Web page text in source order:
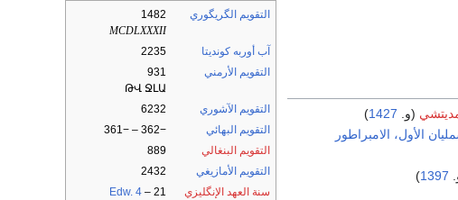
التقويم الگريگوري
1482
MCDLXXXII
آب أوربه كونديتا
2235
التقويم الأرمني
931
ԹՎ ՋԼԱ
التقويم الآشوري
6232
التقويم البهائي
−362 – −361
التقويم البنغالي
889
التقويم الأمازيغي
2432
سنة العهد الإنگليزي
21
Edw. 4 –
(و. 1427
)
الأول، الامبراطور
1397
)